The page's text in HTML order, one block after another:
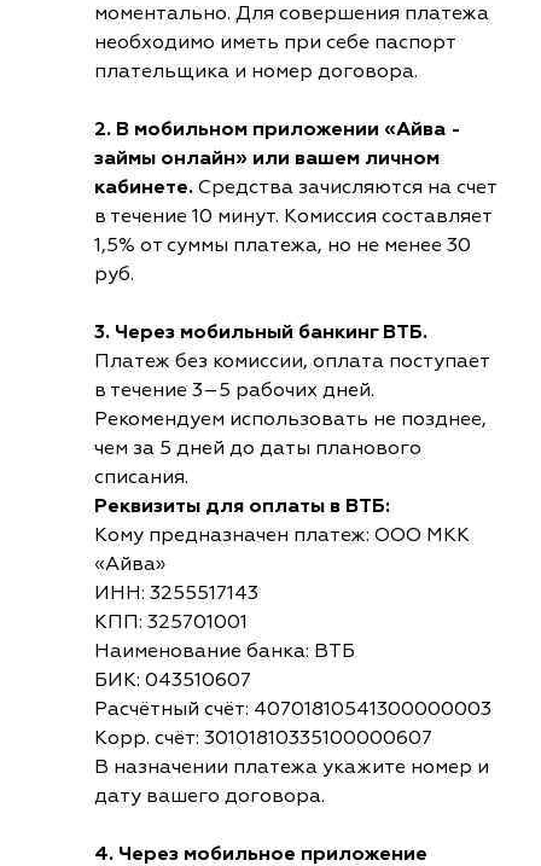
моментально. Для совершения платежа
необходимо иметь при себе паспорт
плательщика и номер договора.
2. В мобильном приложении «Айва -
займы онлайн» или вашем личном
кабинете. Средства зачисляются на счет
в течение 10 минут. Комиссия составляет
1,5% от суммы платежа, но не менее 30
руб.
3. Через мобильный банкинг ВТБ.
Платеж без комиссии, оплата поступает
в течение 3–5 рабочих дней.
Рекомендуем использовать не позднее,
чем за 5 дней до даты планового
списания.
Реквизиты для оплаты в ВТБ:
Кому предназначен платеж: ООО МКК
«Айва»
ИНН: 3255517143
КПП: 325701001
Наименование банка: ВТБ
БИК: 043510607
Расчётный счёт: 40701810541300000003
Корр. счёт: 30101810335100000607
В назначении платежа укажите номер и
дату вашего договора.
4. Через мобильное приложение